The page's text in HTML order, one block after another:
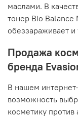
маслами. В
тонер Bio
обеззараживает
Продажа
бренда
В нашем
возможность
косметику